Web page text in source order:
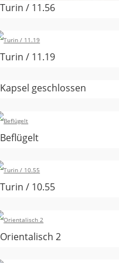
Turin / 11.56
Turin / 11.19
Kapsel geschlossen
Beflügelt
Turin / 10.55
Orientalisch 2